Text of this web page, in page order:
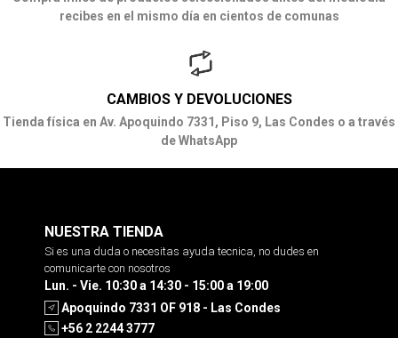
recibes en el mismo día en cientos de comunas
CAMBIOS Y DEVOLUCIONES
Tienda física en Av. Apoquindo 7331, Piso 9, Las Condes o a través
de WhatsApp
NUESTRA TIENDA
Si es una duda o necesitas ayuda tecnica, no dudes en
comunicarte con nosotros
Lun. - Vie. 10:30 a 14:30 - 15:00 a 19:00
Apoquindo 7331 OF 918 - Las Condes
+56 2 2244 3777